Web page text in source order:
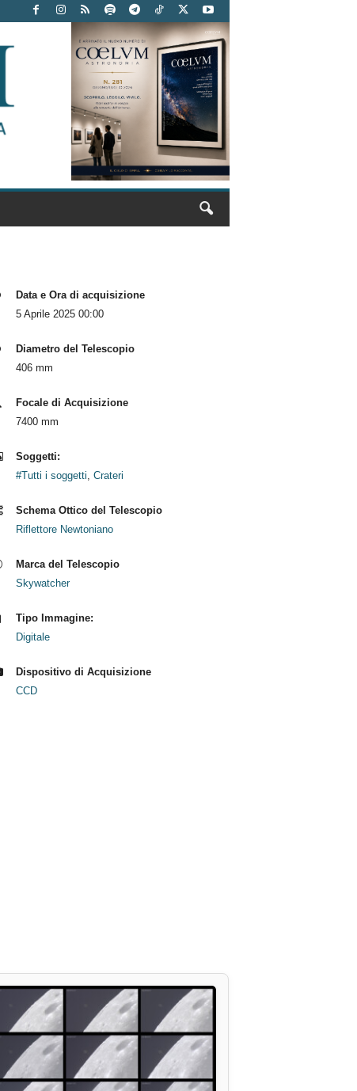
Data e Ora di acquisizione
5 Aprile 2025 00:00
Diametro del Telescopio
406 mm
Focale di Acquisizione
7400 mm
Soggetti:
#Tutti i soggetti, Crateri
Schema Ottico del Telescopio
Riflettore Newtoniano
Marca del Telescopio
Skywatcher
Tipo Immagine:
Digitale
Dispositivo di Acquisizione
CCD